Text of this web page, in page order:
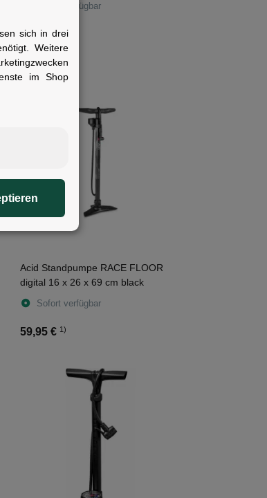
Sofort verfügbar
16,95 € 1)
Acid Standpumpe RACE FLOOR
digital 16 x 26 x 69 cm black
Sofort verfügbar
59,95 € 1)
sich in drei
Weitere
im Shop